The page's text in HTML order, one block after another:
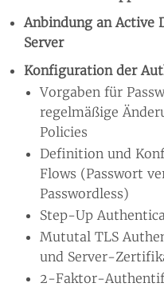
Anbindung an Active
Server
Konfiguration der
Vorgaben für
regelmäßige
Policies
Definition und
Flows (Passwort
Passwordless)
Step-Up
Mututal TLS
und Server-
2-Faktor-